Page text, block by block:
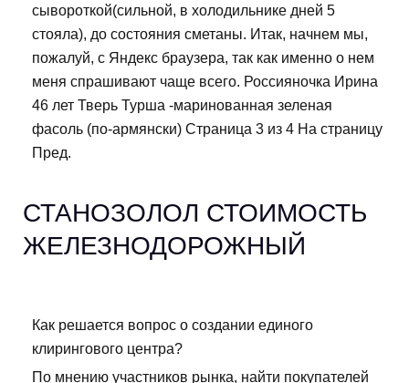
сывороткой(сильной, в холодильнике дней 5
стояла), до состояния сметаны. Итак, начнем мы,
пожалуй, с Яндекс браузера, так как именно о нем
меня спрашивают чаще всего. Россияночка Ирина
46 лет Тверь Турша -маринованная зеленая
фасоль (по-армянски) Страница 3 из 4 На страницу
Пред.
СТАНОЗОЛОЛ СТОИМОСТЬ
ЖЕЛЕЗНОДОРОЖНЫЙ
Как решается вопрос о создании единого
клирингового центра?
По мнению участников рынка, найти покупателей